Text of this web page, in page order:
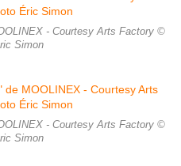
- Courtesy Arts Factory ©
Simon
- Courtesy Arts Factory ©
Simon